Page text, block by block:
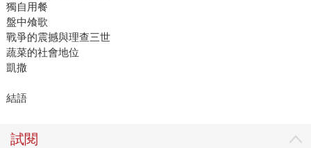
獨自用餐
盤中飧歌
戰爭的震撼與理查三世
蔬菜的社會地位
凱撒
結語
試閱